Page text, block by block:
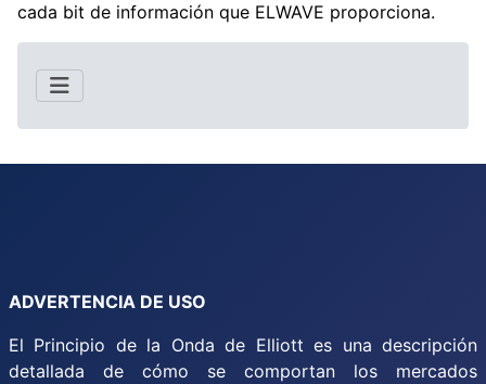
cada bit de información que ELWAVE proporciona.
ADVERTENCIA DE USO
El Principio de la Onda de Elliott es una descripción
detallada de cómo se comportan los mercados